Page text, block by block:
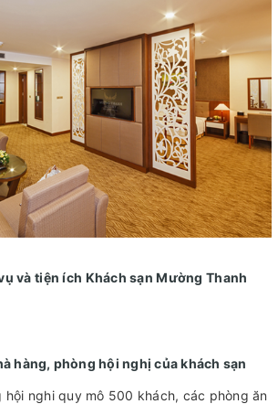
và tiện ích Khách sạn Mường Thanh
hàng, phòng hội nghị của khách sạn
hội nghi quy mô 500 khách, các phòng ăn